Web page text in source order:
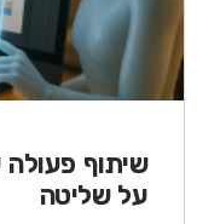
על שליטה